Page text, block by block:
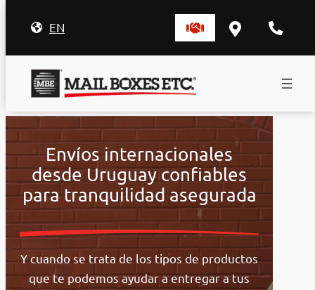
Saltar
al
contenido
EN
Envíos internacionales
desde Uruguay confiables
para tranquilidad asegurada
Y cuando se trata de los tipos de productos
que te podemos ayudar a entregar a tus